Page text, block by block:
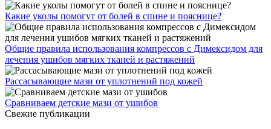
Какие уколы помогут от болей в спине и пояснице?
Общие правила использования компрессов с Димексидом для
лечения ушибов мягких тканей и растяжений
Рассасывающие мази от уплотнений под кожей
Сравниваем детские мази от ушибов
Свежие публикации